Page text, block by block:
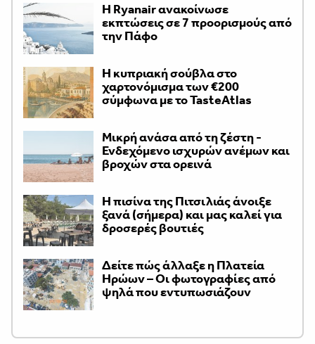
Η Ryanair ανακοίνωσε
εκπτώσεις σε 7 προορισμούς από
την Πάφο
Η κυπριακή σούβλα στο
χαρτονόμισμα των €200
σύμφωνα με το TasteAtlas
Μικρή ανάσα από τη ζέστη -
Ενδεχόμενο ισχυρών ανέμων και
βροχών στα ορεινά
Η πισίνα της Πιτσιλιάς άνοιξε
ξανά (σήμερα) και μας καλεί για
δροσερές βουτιές
Δείτε πώς άλλαξε η Πλατεία
Ηρώων – Οι φωτογραφίες από
ψηλά που εντυπωσιάζουν